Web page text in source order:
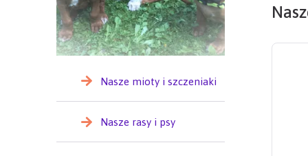
Nasze mioty i szczeniaki
Nasze rasy i psy